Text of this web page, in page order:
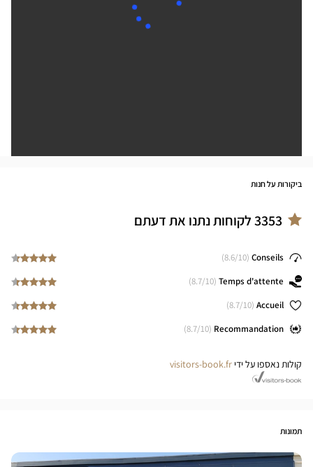
ביקורות על חנות
3353לקוחות נתנו את דעתם
Conseils
(
8.6/10)
Temps d'attente
(
8.7/10)
Accueil
(
8.7/10)
Recommandation
(
8.7/10)
קולות נאספו על ידי visitors-book.fr
תמונות